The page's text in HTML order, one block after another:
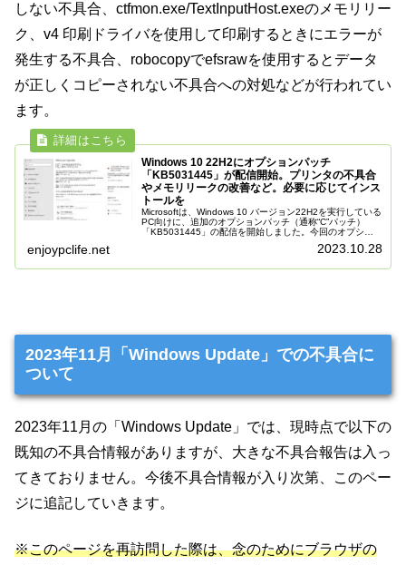
しない不具合、ctfmon.exe/TextInputHost.exeのメモリリー
ク、v4 印刷ドライバを使用して印刷するときにエラーが
発生する不具合、robocopyでefsrawを使用するとデータ
が正しくコピーされない不具合への対処などが行われてい
ます。
Windows 10 22H2にオプションパッチ
「KB5031445」が配信開始。プリンタの不具合
やメモリリークの改善など。必要に応じてインス
トールを
Microsoftは、Windows 10 バージョン22H2を実行している
PC向けに、追加のオプションパッチ（通称“C”パッチ）
「KB5031445」の配信を開始しました。今回のオプショ
enjoypclife.net 2023.10.28
2023年11月「Windows Update」での不具合に
ついて
2023年11月の「Windows Update」では、現時点で以下の
既知の不具合情報がありますが、大きな不具合報告は入っ
てきておりません。今後不具合情報が入り次第、このペー
ジに追記していきます。
※このページを再訪問した際は、念のためにブラウザの